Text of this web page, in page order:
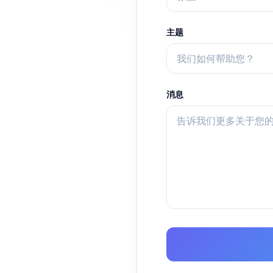
主题
消息